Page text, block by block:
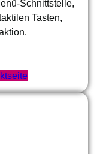
Schnittstelle,
Tasten,